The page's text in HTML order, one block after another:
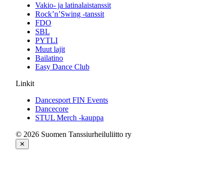
Vakio- ja latinalaistanssit
Rock’n’Swing -tanssit
FDO
SBL
PYTLI
Muut lajit
Bailatino
Easy Dance Club
Linkit
Dancesport FIN Events
Dancecore
STUL Merch -kauppa
© 2026 Suomen Tanssiurheiluliitto ry
✕